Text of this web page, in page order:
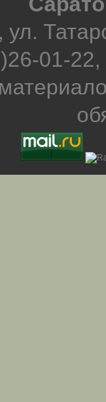
ул.
01-